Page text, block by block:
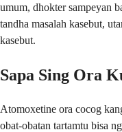
umum, dhokter sampeyan
tandha masalah kasebut,
kasebut.
Sapa Sing Ora
Atomoxetine ora cocog
obat-obatan tartamtu bisa